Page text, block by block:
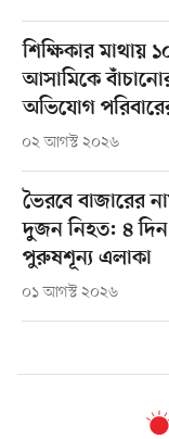
শিক্ষিকার মাথায়
আসামিকে
অভিযোগ
০২ আগস্ট ২০২৬
ভৈরবে বাজারের
দুজন নিহত: ৪
পুরুষশূন্য এলাকা
০১ আগস্ট ২০২৬